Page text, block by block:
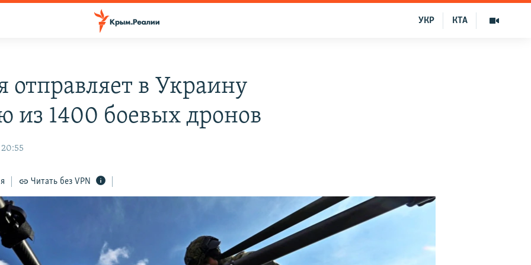
КТА
УКР
отправляет в Украину
из 1400 боевых дронов
20:55
Читать без VPN